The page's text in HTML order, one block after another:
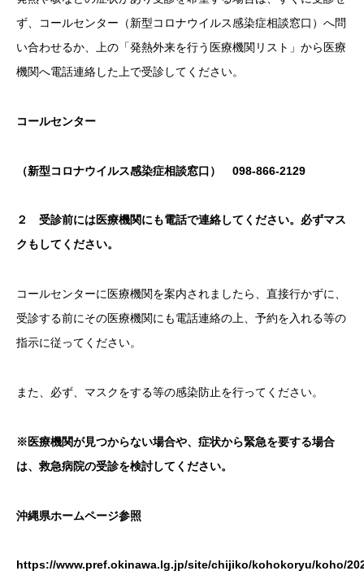
ず、コールセンター（新型コロナウイルス感染症相談窓口）へ問
い合わせるか、上の「発熱外来を行う医療機関リスト」から医療
機関へ電話連絡した上で受診してください。
コールセンター
（新型コロナウイルス感染症相談窓口） 098-866-2129
２ 受診前には医療機関にも電話で連絡してください。必ずマス
クもしてください。
コールセンターに医療機関を案内されましたら、直接行かずに、
受診する前にその医療機関にも電話連絡の上、予約を入れる等の
指示に従ってください。
また、必ず、マスクをする等の感染防止を行ってください。
※医療機関が見つからない場合や、症状から緊急を要する場合
は、救急病院の受診を検討してください。
沖縄県ホームページ参照
https://www.pref.okinawa.lg.jp/site/chijiko/kohokoryu/koho/